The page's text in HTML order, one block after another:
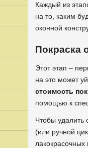
Каждый из
на то, каким
оконной
Покраска
Этот этап –
на это может
стоимость
помощью к
Чтобы удалить
(или ручной